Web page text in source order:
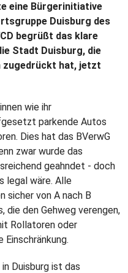
eine Bürgerinitiative
Duisburg des
begrüßt das klare
Stadt Duisburg, die
zugedrückt hat, jetzt
wie ihr
parkende Autos
Dies hat das BVerwG
zwar wurde das
geahndet - doch
legal wäre. Alle
sicher von A nach B
die den Gehweg verengen,
Rollatoren oder
Duisburg ist das